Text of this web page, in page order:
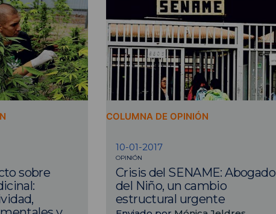
sobre
COLUMNA DE OPINIÓN
10-01-2017
OPINIÓN
Crisis del SENAME: Abogado
del Niño, un cambio
estructural urgente